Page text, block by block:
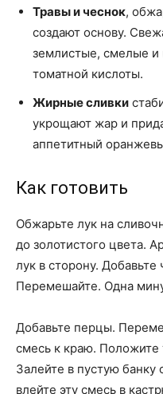
Травы и чеснок,
создают основу.
землистые, смелые и
томатной кислоты.
Жирные сливки
укрощают жар и
аппетитный
Как готовить
Обжарьте лук на
до золотистого цвета.
лук в сторону.
Перемешайте. Одна
Добавьте перцы.
смесь к краю. Положите
Залейте в пустую
влейте эту смесь в